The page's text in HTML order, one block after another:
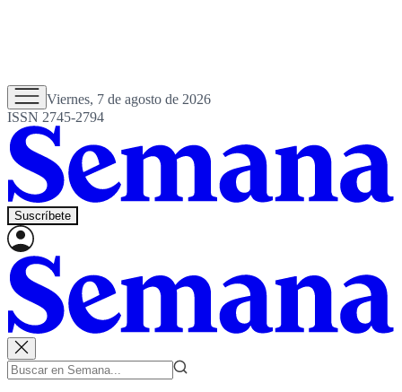
Viernes, 7 de agosto de 2026
ISSN 2745-2794
Suscríbete